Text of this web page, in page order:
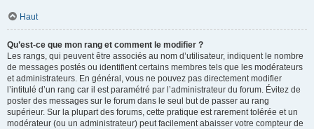
Haut
Qu’est-ce que mon rang et comment le modifier ?
Les rangs, qui peuvent être associés au nom d’utilisateur, indiquent le nombre
de messages postés ou identifient certains membres tels que les modérateurs
et administrateurs. En général, vous ne pouvez pas directement modifier
l’intitulé d’un rang car il est paramétré par l’administrateur du forum. Évitez de
poster des messages sur le forum dans le seul but de passer au rang
supérieur. Sur la plupart des forums, cette pratique est rarement tolérée et un
modérateur (ou un administrateur) peut facilement abaisser votre compteur de